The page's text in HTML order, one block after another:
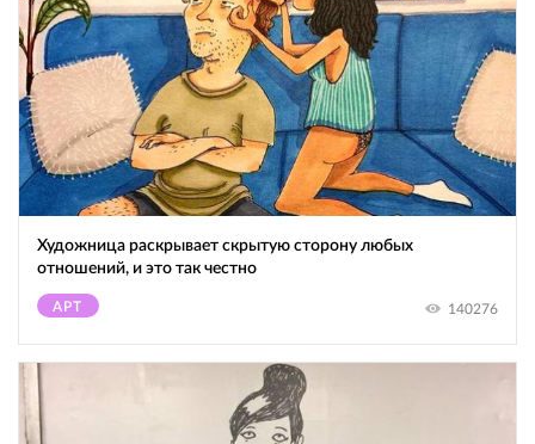
Художница раскрывает скрытую сторону любых
отношений, и это так честно
АРТ 140276